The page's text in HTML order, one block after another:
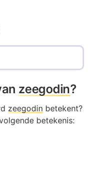
zeegodin?
zeegodin betekent?
betekenis: